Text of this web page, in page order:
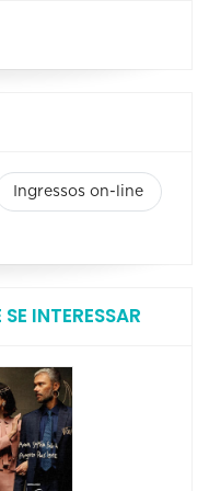
Ingressos on-line
INTERESSAR